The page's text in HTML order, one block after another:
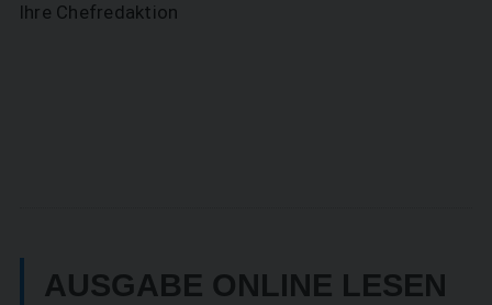
Ihre Chefredaktion
AUSGABE ONLINE LESEN